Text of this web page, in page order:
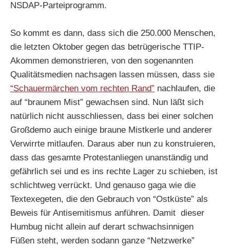
NSDAP-Parteiprogramm.
So kommt es dann, dass sich die 250.000 Menschen,
die letzten Oktober gegen das betrügerische TTIP-
Akommen demonstrieren, von den sogenannten
Qualitätsmedien nachsagen lassen müssen, dass sie
“Schauermärchen vom rechten Rand” nachlaufen, die
auf “braunem Mist” gewachsen sind. Nun läßt sich
natürlich nicht ausschliessen, dass bei einer solchen
Großdemo auch einige braune Mistkerle und anderer
Verwirrte mitlaufen. Daraus aber nun zu konstruieren,
dass das gesamte Protestanliegen unanständig und
gefährlich sei und es ins rechte Lager zu schieben, ist
schlichtweg verrückt. Und genauso gaga wie die
Textexegeten, die den Gebrauch von “Ostküste” als
Beweis für Antisemitismus anführen. Damit dieser
Humbug nicht allein auf derart schwachsinnigen
Füßen steht, werden sodann ganze “Netzwerke”